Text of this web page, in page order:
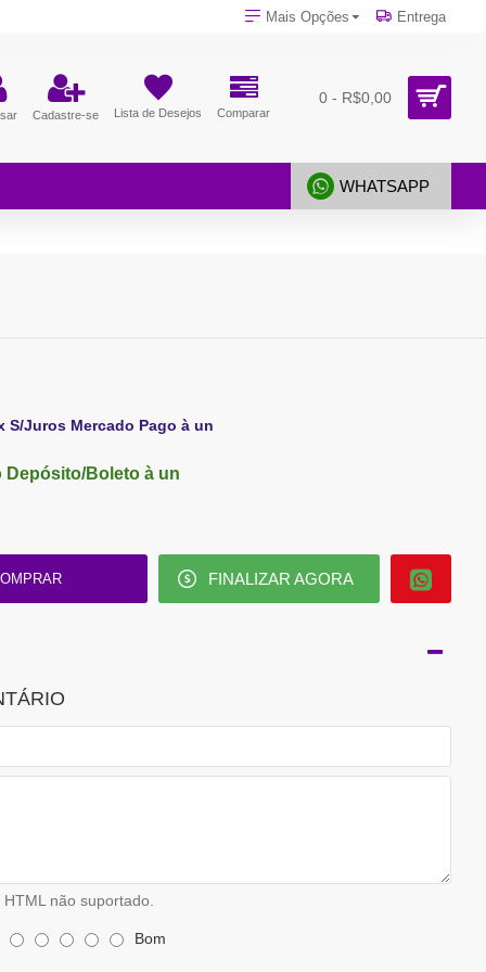
Mais Opções Entrega
Cadastre-se Lista de Desejos Comparar
0 - R$0,00
WHATSAPP
S/Juros Mercado Pago à un
Depósito/Boleto à un
FINALIZAR AGORA
HTML não suportado.
Bom